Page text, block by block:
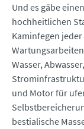
Und es gäbe
hochheitlichen
Kaminfegen
Wasser,
und Motor für
bestialische